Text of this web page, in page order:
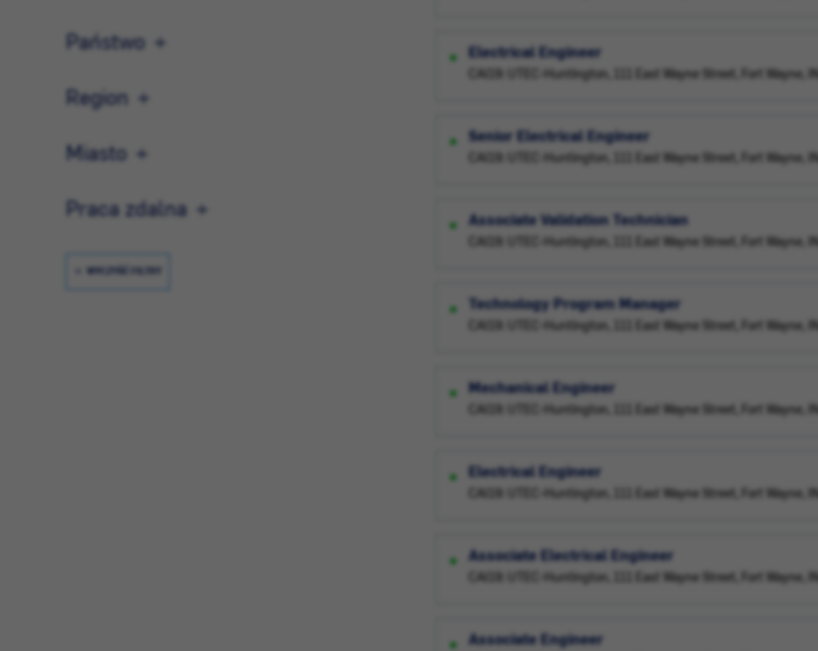
Państwo
Region
Miasto
Praca zdalna
WYCZYŚĆ FILTRY
Electrical Engineer
CAI19: UTEC-Huntington, 111 East Wayne Street, Fort Wayne,
Senior Electrical Engineer
CAI19: UTEC-Huntington, 111 East Wayne Street, Fort Wayne,
Associate Validation Technician
CAI19: UTEC-Huntington, 111 East Wayne Street, Fort Wayne,
Technology Program Manager
CAI19: UTEC-Huntington, 111 East Wayne Street, Fort Wayne,
Mechanical Engineer
CAI19: UTEC-Huntington, 111 East Wayne Street, Fort Wayne,
Electrical Engineer
CAI19: UTEC-Huntington, 111 East Wayne Street, Fort Wayne,
Associate Electrical Engineer
CAI19: UTEC-Huntington, 111 East Wayne Street, Fort Wayne,
Associate Engineer